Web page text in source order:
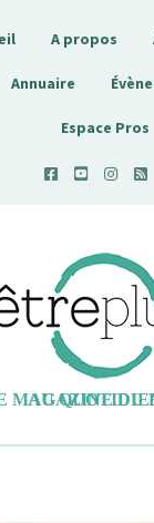
A propos
Annuaire
Espace Pros
Etreplus
VOTRE MAGAZINE DU BIEN ETRE AU